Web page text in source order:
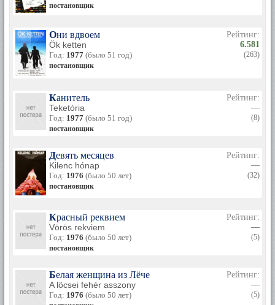
постановщик
Они вдвоем
Ök ketten
Год: 1977 (было 51 год)
постановщик
Рейтинг:
6.581
(263)
Канитель
Teketória
Год: 1977 (было 51 год)
постановщик
Рейтинг:
—
(8)
Девять месяцев
Kilenc hónap
Год: 1976 (было 50 лет)
постановщик
Рейтинг:
—
(32)
Красный реквием
Vörös rekviem
Год: 1976 (было 50 лет)
постановщик
Рейтинг:
—
(5)
Белая женщина из Лёче
A löcsei fehér asszony
Год: 1976 (было 50 лет)
Рейтинг:
—
(5)